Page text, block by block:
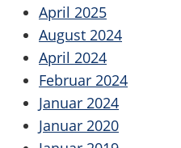
April 2025
August 2024
April 2024
Februar 2024
Januar 2024
Januar 2020